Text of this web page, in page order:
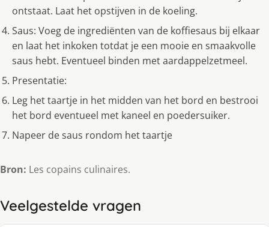
ontstaat. Laat het opstijven in de koeling.
Saus: Voeg de ingrediënten van de koffiesaus bij elkaar
en laat het inkoken totdat je een mooie en smaakvolle
saus hebt. Eventueel binden met aardappelzetmeel.
Presentatie:
Leg het taartje in het midden van het bord en bestrooi
het bord eventueel met kaneel en poedersuiker.
Napeer de saus rondom het taartje
Bron: Les copains culinaires.
Veelgestelde vragen